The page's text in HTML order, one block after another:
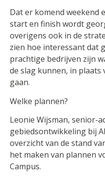
Dat er komend weekend
start en finish wordt
overigens ook in de
zien hoe interessant dat
prachtige bedrijven zijn
de slag kunnen, in plaats
gaan.
Welke plannen?
Leonie Wijsman, senior-
gebiedsontwikkeling bij
overzicht van de stand
het maken van plannen
Campus.